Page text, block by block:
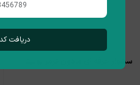
سشوار حرفه ای مادون قرمز بونیتا
دریافت